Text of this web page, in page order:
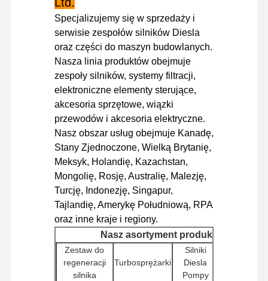
Wycieczka
Po Fabryce
Kontrola
Jakości
Skontaktuj
Się Z Nami
Sprawy
Silnik Perkinsa
Silnik Yanmar
Silnik Kubota
Silnik Isuzu
Silnik CUMMINS
Specjalizujemy się w sprzedaży i
serwisie zespołów silników Diesla
oraz części do maszyn budowlanych.
Nasza linia produktów obejmuje
zespoły silników, systemy filtracji,
elektroniczne elementy sterujące,
akcesoria sprzętowe, wiązki
przewodów i akcesoria elektryczne.
Nasz obszar usług obejmuje Kanadę,
Stany Zjednoczone, Wielką Brytanię,
Meksyk, Holandię, Kazachstan,
Mongolię, Rosję, Australię, Malezję,
Turcję, Indonezję, Singapur,
Tajlandię, Amerykę Południową, RPA
oraz inne kraje i regiony.
Nasz asortyment produktów
Zestaw do
regeneracji
silnika
Turbosprężarki
Silniki
Diesla
Pompy